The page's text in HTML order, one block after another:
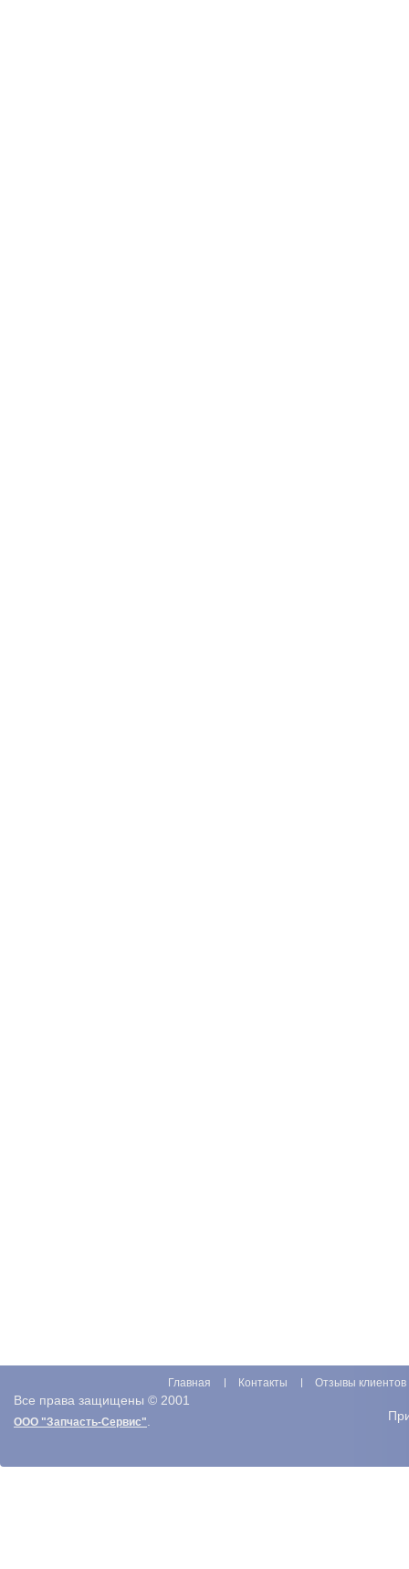
Главная Контакты Отзывы клиентов
Все права защищены © 2001
ООО "Запчасть-Сервис".